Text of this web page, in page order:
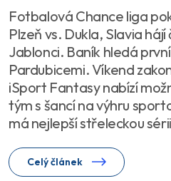
Fotbalová Chance liga
Plzeň vs. Dukla, Slavia
Jablonci. Baník hledá
Pardubicemi. Víkend
iSport Fantasy nabízí
tým s šancí na výhru
má nejlepší střeleckou
Celý článek